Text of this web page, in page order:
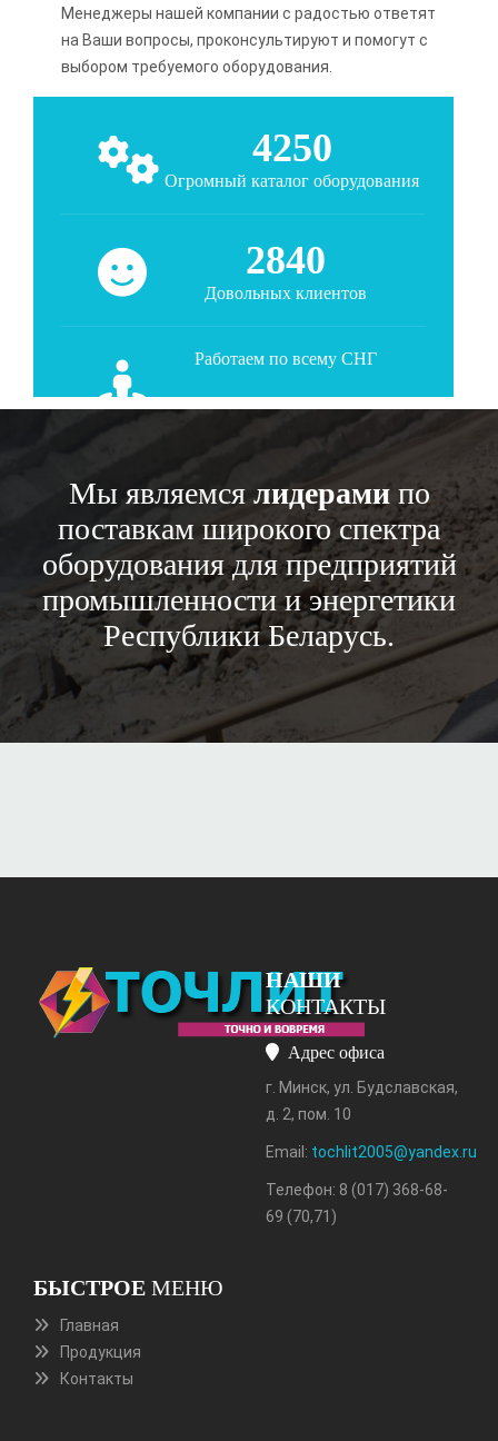
Менеджеры нашей компании с радостью ответят
на Ваши вопросы, проконсультируют и помогут с
выбором требуемого оборудования.
4250
Огромный каталог оборудования
2840
Довольных клиентов
Работаем по всему СНГ
Мы являемся лидерамипо
поставкам широкого спектра
оборудования для предприятий
промышленности и энергетики
Республики Беларусь.
НАШИ
КОНТАКТЫ
Адрес офиса
г. Минск, ул. Будславская,
д. 2, пом. 10
Email: tochlit2005@yandex.ru
Телефон: 8 (017) 368-68-
69 (70,71)
БЫСТРОЕ МЕНЮ
Главная
Продукция
Контакты